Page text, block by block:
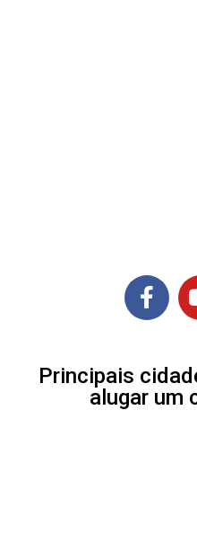
Principais
alugar um